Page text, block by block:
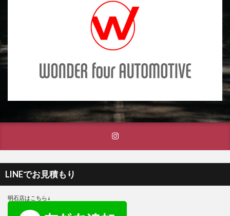
LINEでお見積もり
明石店はこちら↓